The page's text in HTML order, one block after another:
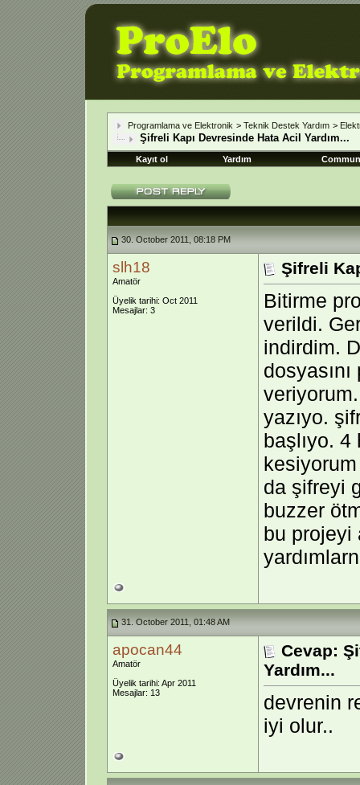
Programlama ve Elektronik > Teknik Destek Yardım >
Şifreli Kapı Devresinde Hata Acil Yardım...
Kayıt ol Yardım
30. October 2011, 08:18 PM
slh18
Amatör
Üyelik tarihi: Oct 2011
Mesajlar: 3
Şifreli
Bitirme
verildi.
indirdim.
yazıyo.
başlıyo.
kesiyorum
da şifreyi
buzzer
bu projeyi
31. October 2011, 01:48 AM
apocan44
Amatör
Üyelik tarihi: Apr 2011
Mesajlar: 13
Cevap:
Yardım...
devrenin
iyi olur..